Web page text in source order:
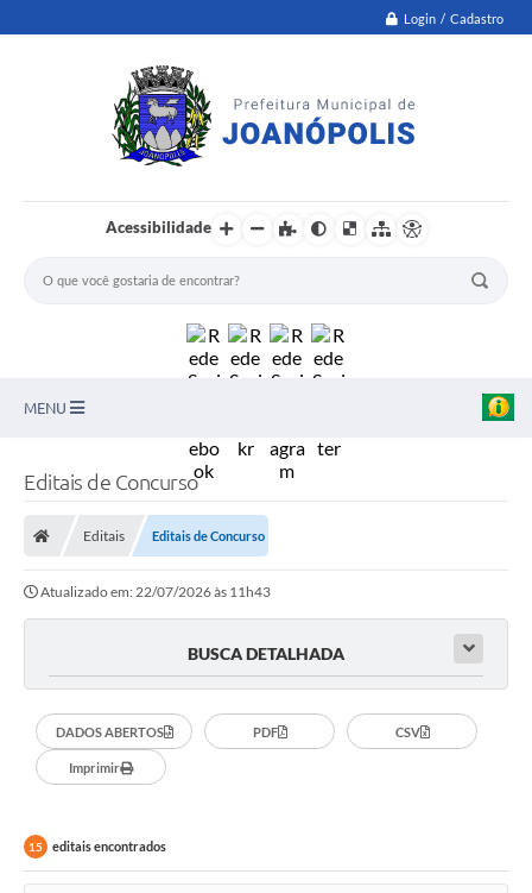
Login / Cadastro
Acessibilidade
MENU
Transparência
Conselhos
Contratos
Audiências Públicas
Editais de Concurso
Editais Editais de Concurso
Atualizado em: 22/07/2026 às 11h43
BUSCA DETALHADA
DADOS ABERTOS PDF CSV
Imprimir
15 editais encontrados